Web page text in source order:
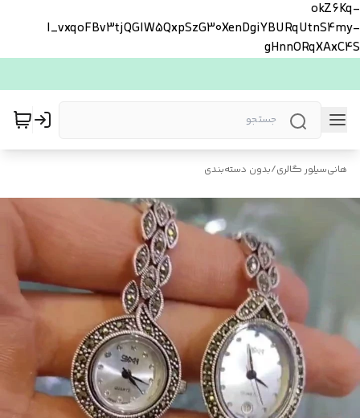
okZ6Kq-
l_vxqoFBv3tjQGlW5QxpSzG30XenDgiYBURqUtnS4my-
gHnnORqXAxC4S
هانی‌سیلور گالری/بدون دسته‌بندی